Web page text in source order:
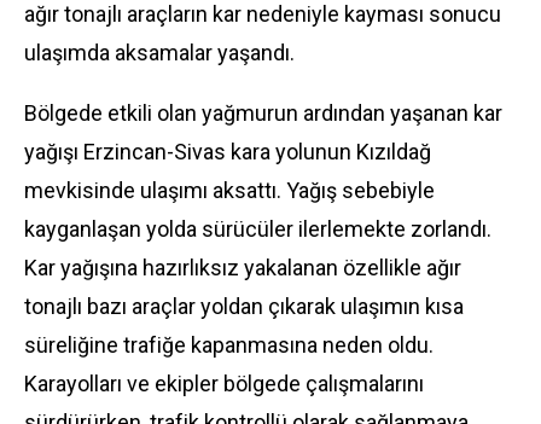
ağır tonajlı araçların kar nedeniyle kayması sonucu
ulaşımda aksamalar yaşandı.
Bölgede etkili olan yağmurun ardından yaşanan kar
yağışı Erzincan-Sivas kara yolunun Kızıldağ
mevkisinde ulaşımı aksattı. Yağış sebebiyle
kayganlaşan yolda sürücüler ilerlemekte zorlandı.
Kar yağışına hazırlıksız yakalanan özellikle ağır
tonajlı bazı araçlar yoldan çıkarak ulaşımın kısa
süreliğine trafiğe kapanmasına neden oldu.
Karayolları ve ekipler bölgede çalışmalarını